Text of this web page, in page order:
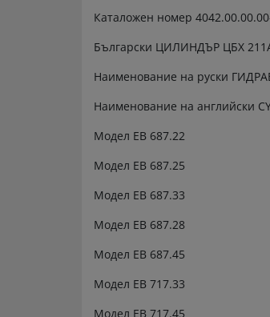
Каталожен номер
Български ЦИЛИНДЪР ЦБХ
Наименование на руски
Наименование на английски
Модел ЕВ 687.22
Модел ЕВ 687.25
Модел ЕВ 687.33
Модел ЕВ 687.28
Модел ЕВ 687.45
Модел ЕВ 717.33
Модел ЕВ 717.45